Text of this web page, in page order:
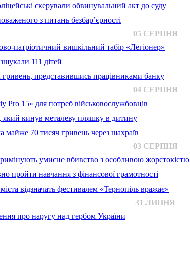
скерували обвинувальний акт до суду
з питань безбар’єрності
05 СЕРПНЯ
патріотичний вишкільний табір «Легіонер»
111 дітей
представившись працівниками банку
04 СЕРПНЯ
Pro 15» для потреб військовослужбовців
який кинув металеву пляшку в дитину
70 тисяч гривень через шахраїв
03 СЕРПНЯ
умисне вбивство з особливою жорстокістю
пройти навчання з фінансової грамотності
відзначать фестивалем «Тернопіль вражає»
31 ЛИПНЯ
про наругу над гербом України